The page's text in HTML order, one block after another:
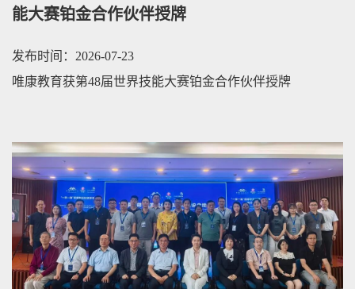
能大赛铂金合作伙伴授牌
发布时间：2026-07-23
唯康教育获第48届世界技能大赛铂金合作伙伴授牌